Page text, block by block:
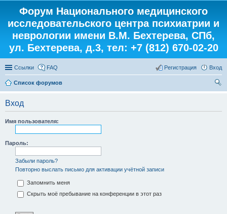
Форум Национального медицинского
исследовательского центра психиатрии и
неврологии имени В.М. Бехтерева, СПб,
ул. Бехтерева, д.3, тел: +7 (812) 670-02-20
Ссылки FAQ Вход
Регистрация
Список форумов
Вход
Имя пользователя:
Пароль:
Забыли пароль?
Повторно выслать письмо для активации учётной записи
Запомнить меня
Скрыть моё пребывание на конференции в этот раз